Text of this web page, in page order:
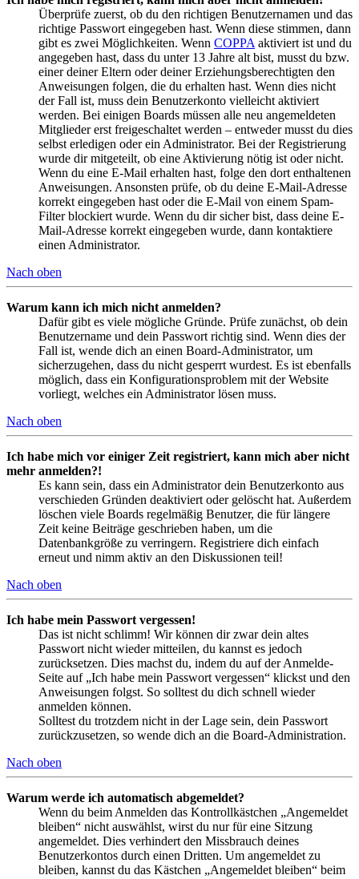
Überprüfe zuerst, ob du den richtigen Benutzernamen und das
richtige Passwort eingegeben hast. Wenn diese stimmen, dann
gibt es zwei Möglichkeiten. Wenn COPPA aktiviert ist und du
angegeben hast, dass du unter 13 Jahre alt bist, musst du bzw.
einer deiner Eltern oder deiner Erziehungsberechtigten den
Anweisungen folgen, die du erhalten hast. Wenn dies nicht
der Fall ist, muss dein Benutzerkonto vielleicht aktiviert
werden. Bei einigen Boards müssen alle neu angemeldeten
Mitglieder erst freigeschaltet werden – entweder musst du dies
selbst erledigen oder ein Administrator. Bei der Registrierung
wurde dir mitgeteilt, ob eine Aktivierung nötig ist oder nicht.
Wenn du eine E-Mail erhalten hast, folge den dort enthaltenen
Anweisungen. Ansonsten prüfe, ob du deine E-Mail-Adresse
korrekt eingegeben hast oder die E-Mail von einem Spam-
Filter blockiert wurde. Wenn du dir sicher bist, dass deine E-
Mail-Adresse korrekt eingegeben wurde, dann kontaktiere
einen Administrator.
Nach oben
Warum kann ich mich nicht anmelden?
Dafür gibt es viele mögliche Gründe. Prüfe zunächst, ob dein
Benutzername und dein Passwort richtig sind. Wenn dies der
Fall ist, wende dich an einen Board-Administrator, um
sicherzugehen, dass du nicht gesperrt wurdest. Es ist ebenfalls
möglich, dass ein Konfigurationsproblem mit der Website
vorliegt, welches ein Administrator lösen muss.
Nach oben
Ich habe mich vor einiger Zeit registriert, kann mich aber nicht
mehr anmelden?!
Es kann sein, dass ein Administrator dein Benutzerkonto aus
verschieden Gründen deaktiviert oder gelöscht hat. Außerdem
löschen viele Boards regelmäßig Benutzer, die für längere
Zeit keine Beiträge geschrieben haben, um die
Datenbankgröße zu verringern. Registriere dich einfach
erneut und nimm aktiv an den Diskussionen teil!
Nach oben
Ich habe mein Passwort vergessen!
Das ist nicht schlimm! Wir können dir zwar dein altes
Passwort nicht wieder mitteilen, du kannst es jedoch
zurücksetzen. Dies machst du, indem du auf der Anmelde-
Seite auf „Ich habe mein Passwort vergessen“ klickst und den
Anweisungen folgst. So solltest du dich schnell wieder
anmelden können.
Solltest du trotzdem nicht in der Lage sein, dein Passwort
zurückzusetzen, so wende dich an die Board-Administration.
Nach oben
Warum werde ich automatisch abgemeldet?
Wenn du beim Anmelden das Kontrollkästchen „Angemeldet
bleiben“ nicht auswählst, wirst du nur für eine Sitzung
angemeldet. Dies verhindert den Missbrauch deines
Benutzerkontos durch einen Dritten. Um angemeldet zu
bleiben, kannst du das Kästchen „Angemeldet bleiben“ beim